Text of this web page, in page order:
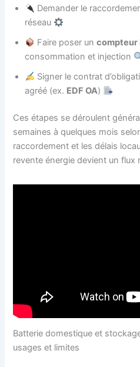
Demander le
réseau
Faire poser un
consommation et injection
Signer le contrat
agréé (ex. EDF OA)
Ces étapes se déroulent
semaines à quelques mois
raccordement et les délais
revente énergie devient un flux
Batterie domestique et
usages et limites